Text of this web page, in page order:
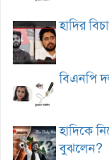
হাদির
বিএনপি
হাদিকে
বুঝলেন?